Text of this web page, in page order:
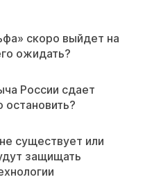
скоро выйдет на
ожидать?
России сдает
остановить?
существует или
защищать